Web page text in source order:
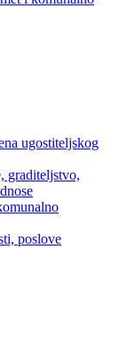
ugostiteljskog
graditeljstvo,
poslove